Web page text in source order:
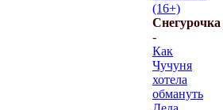
(16+)
Снегурочка
-
Как
Чучуня
хотела
обмануть